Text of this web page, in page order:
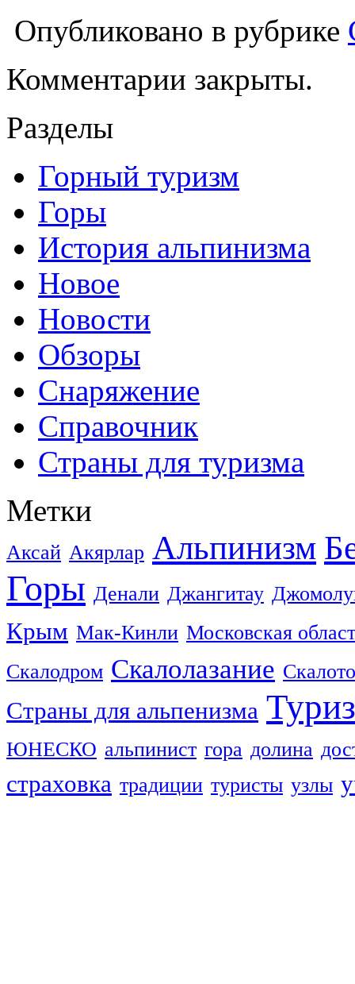
Опубликовано в рубрике
Комментарии закрыты.
Разделы
Горный туризм
Горы
История альпинизма
Новое
Новости
Обзоры
Снаряжение
Справочник
Страны для туризма
Метки
Аксай Акярлар Альпинизм
Горы Денали Джангитау
Крым Мак-Кинли Московская
Скалодром Скалолазание
Страны для альпенизма
ЮНЕСКО альпинист гора долина
страховка традиции туристы узлы